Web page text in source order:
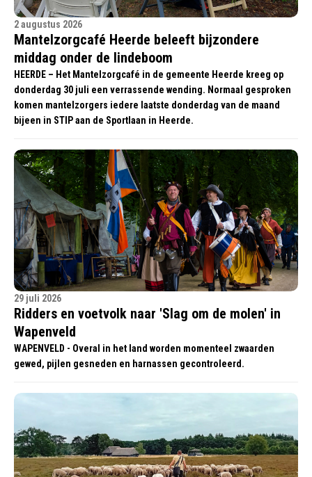
2 augustus 2026
Mantelzorgcafé Heerde beleeft bijzondere
middag onder de lindeboom
HEERDE – Het Mantelzorgcafé in de gemeente Heerde kreeg op
donderdag 30 juli een verrassende wending. Normaal gesproken
komen mantelzorgers iedere laatste donderdag van de maand
bijeen in STIP aan de Sportlaan in Heerde.
29 juli 2026
Ridders en voetvolk naar 'Slag om de molen' in
Wapenveld
WAPENVELD - Overal in het land worden momenteel zwaarden
gewed, pijlen gesneden en harnassen gecontroleerd.